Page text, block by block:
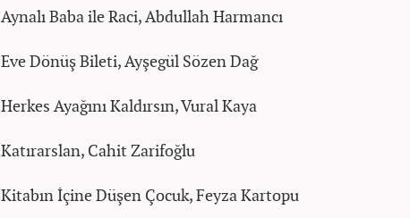
Aynalı Baba ile Raci, Abdullah Harmancı
Eve Dönüş Bileti, Ayşegül Sözen Dağ
Herkes Ayağını Kaldırsın, Vural Kaya
Katırarslan, Cahit Zarifoğlu
Kitabın İçine Düşen Çocuk, Feyza Kartopu